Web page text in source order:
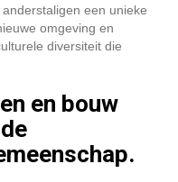
een unieke
omgeving en
diversiteit die
en bouw